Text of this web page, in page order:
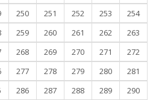
250 251 252 253
254
259 260 261 262
263
268 269 270 271
272
277 278 279 280
281
286 287 288 289
290